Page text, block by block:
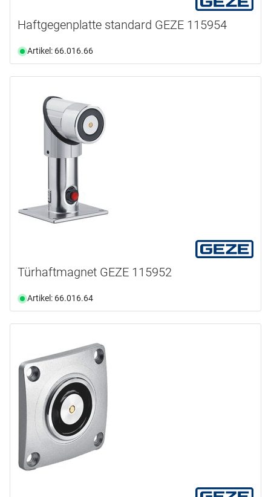
Haftgegenplatte standard GEZE 115954
Artikel: 66.016.66
Türhaftmagnet GEZE 115952
Artikel: 66.016.64